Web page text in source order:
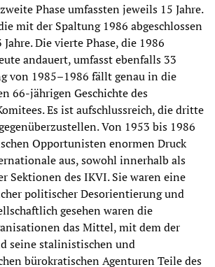
Phase umfassten jeweils 15 Jahre.
mit der Spaltung 1986 abgeschlossen
Die vierte Phase, die 1986
andauert, umfasst ebenfalls 33
von 1985–1986 fällt genau in die
66-jährigen Geschichte des
Es ist aufschlussreich, die dritte
Von 1953 bis 1986
Opportunisten enormen Druck
aus, sowohl innerhalb als
Sektionen des IKVI. Sie waren eine
politischer Desorientierung und
gesehen waren die
das Mittel, mit dem der
seine stalinistischen und
bürokratischen Agenturen Teile des